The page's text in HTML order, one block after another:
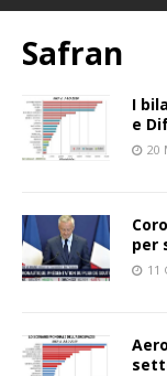
Safran
I
e
20
per
11